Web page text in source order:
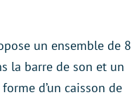
un ensemble de 8
la barre de son et un
d’un caisson de